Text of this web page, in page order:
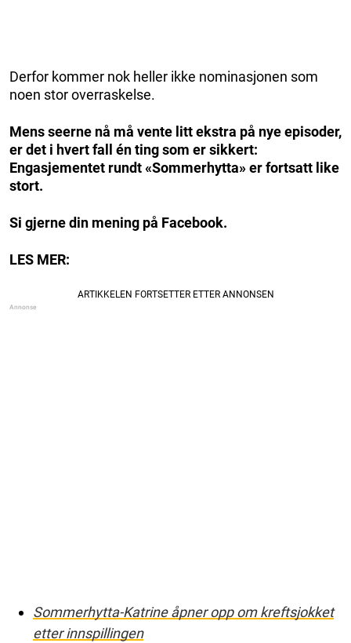
Derfor kommer nok heller ikke nominasjonen som
noen stor overraskelse.
Mens seerne nå må vente litt ekstra på nye episoder,
er det i hvert fall én ting som er sikkert:
Engasjementet rundt «Sommerhytta» er fortsatt like
stort.
Si gjerne din mening på Facebook.
LES MER:
Sommerhytta-Katrine åpner opp om kreftsjokket
etter innspillingen